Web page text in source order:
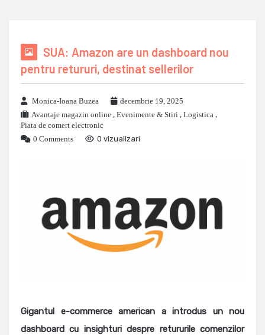
SUA: Amazon are un dashboard nou
pentru retururi, destinat sellerilor
Monica-Ioana Buzea
decembrie 19, 2025
Avantaje magazin online , Evenimente & Stiri , Logistica ,
Piata de comert electronic
0 Comments
0 vizualizari
Gigantul e-commerce american a introdus un nou
dashboard cu insighturi despre retururile comenzilor